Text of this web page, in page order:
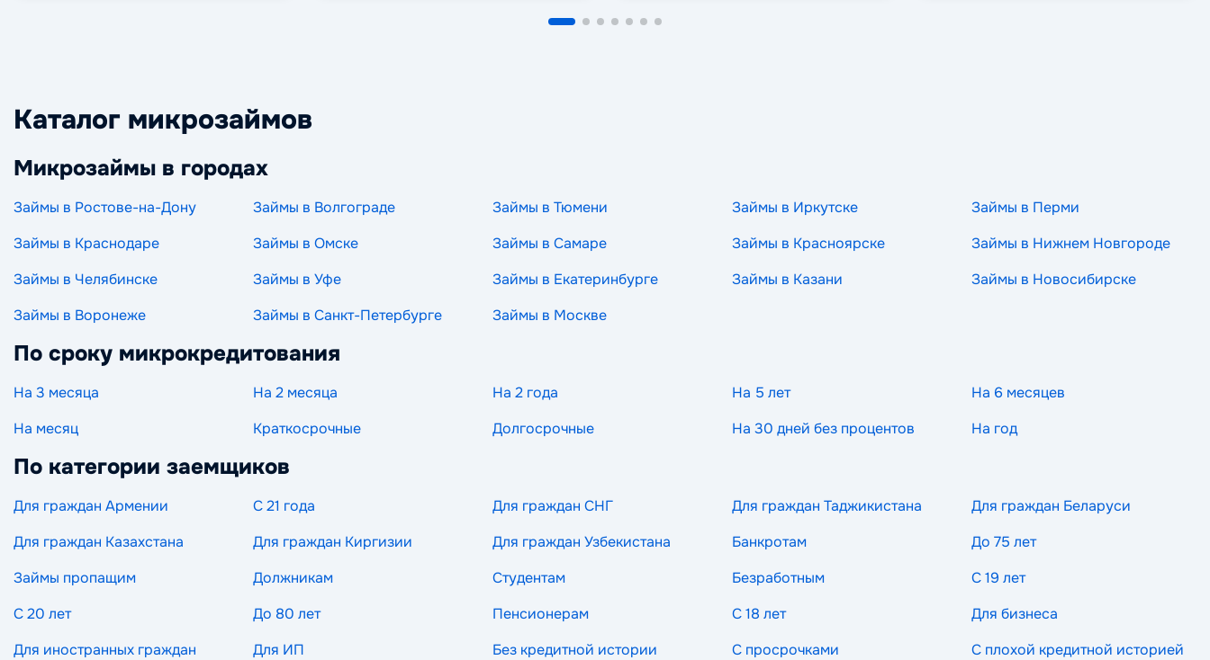
Каталог микрозаймов
Микрозаймы в городах
Займы в Ростове-на-Дону Займы в Волгограде Займы в Тюмени Займы в Иркутске
Займы в Перми
Займы в Краснодаре
Займы в Омске Займы в Самаре Займы в Красноярске
Займы в Нижнем Новгороде
Займы в Челябинске
Займы в Уфе Займы в Екатеринбурге Займы в Казани
Займы в Новосибирске
Займы в Воронеже
Займы в Санкт-Петербурге Займы в Москве
По сроку микрокредитования
На 3 месяца На 2 месяца На 2 года На 5 лет
На 6 месяцев
На месяц
Краткосрочные Долгосрочные На 30 дней без процентов На год
По категории заемщиков
Для граждан Армении С 21 года Для граждан СНГ Для граждан Таджикистана
Для граждан Беларуси
Для граждан Казахстана
Для граждан Киргизии Для граждан Узбекистана Банкротам
До 75 лет
Займы пропащим
Должникам Студентам Безработным
С 19 лет
С 20 лет
До 80 лет Пенсионерам С 18 лет
Для бизнеса
Для иностранных граждан
Для ИП Без кредитной истории С просрочками С плохой кредитной историей